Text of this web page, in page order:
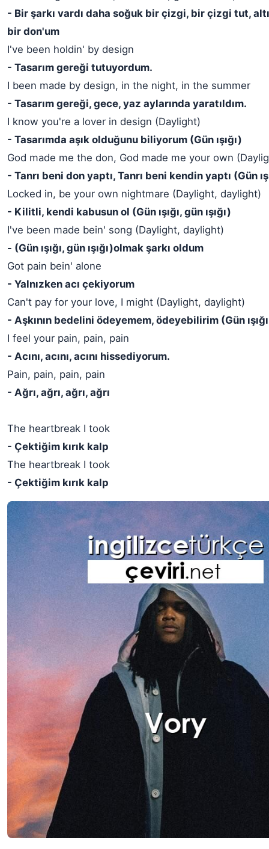
- Bir şarkı vardı daha soğuk bir çizgi, bir çizgi tut,
bir don'um
I've been holdin' by design
- Tasarım gereği tutuyordum.
I been made by design, in the night, in the summer
- Tasarım gereği, gece, yaz aylarında yaratıldım.
I know you're a lover in design (Daylight)
- Tasarımda aşık olduğunu biliyorum (Gün ışığı)
God made me the don, God made me your own
- Tanrı beni don yaptı, Tanrı beni kendin yaptı (Gün
Locked in, be your own nightmare (Daylight, daylight)
- Kilitli, kendi kabusun ol (Gün ışığı, gün ışığı)
I've been made bein' song (Daylight, daylight)
- (Gün ışığı, gün ışığı)olmak şarkı oldum
Got pain bein' alone
- Yalnızken acı çekiyorum
Can't pay for your love, I might (Daylight, daylight)
- Aşkının bedelini ödeyemem, ödeyebilirim (Gün ışığı,
I feel your pain, pain, pain
- Acını, acını, acını hissediyorum.
Pain, pain, pain, pain
- Ağrı, ağrı, ağrı, ağrı
The heartbreak I took
- Çektiğim kırık kalp
The heartbreak I took
- Çektiğim kırık kalp